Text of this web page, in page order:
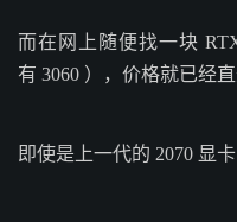
而在网上随便找一块
有 3060 ），价格就已经
即使是上一代的 2070 显